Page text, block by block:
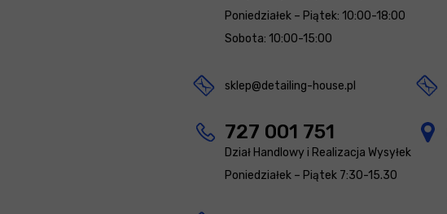
Poniedziałek – Piątek: 10:00-18:00
Sobota: 10:00-15:00
sklep@detailing-house.pl
727 001 751
Dział Handlowy i Realizacja Wysyłek
Poniedziałek – Piątek 7:30-15.30